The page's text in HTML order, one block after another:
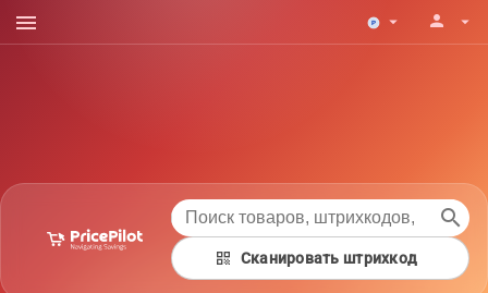
menu arrow_drop_down person arrow_drop_down
search
qr_code Сканировать штрихкод